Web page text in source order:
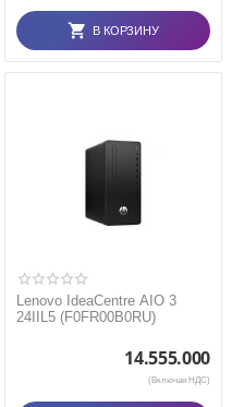
В КОРЗИНУ
Lenovo IdeaCentre AIO 3
24IIL5 (F0FR00B0RU)
14.555.000
(Включая НДС)